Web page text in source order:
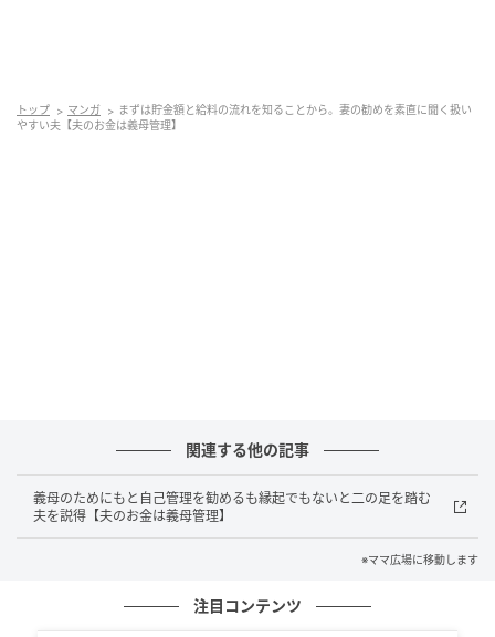
でもその後、「でも確かに、母さんに何かあった時に
すぐに助けてあげたいしな～」と呟くコウタの言葉を
聞いて、「だよね」と同意した後、
トップ マンガ
まずは貯金額と給料の流れを知ることから。妻の勧めを素直に聞く扱い
やすい夫【夫のお金は義母管理】
関連する他の記事
義母のためにもと自己管理を勧めるも縁起でもないと二の足を踏む
夫を説得【夫のお金は義母管理】
※ママ広場に移動します
注目コンテンツ